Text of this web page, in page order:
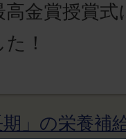
高金賞授賞
た！
」の栄養補